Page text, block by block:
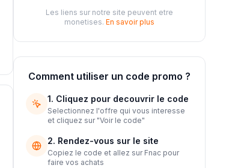
Les liens sur notre site peuvent etre
monetises. En savoir plus
Comment utiliser un code promo ?
1. Cliquez pour decouvrir le code
Selectionnez l'offre qui vous interesse
et cliquez sur "Voir le code"
2. Rendez-vous sur le site
Copiez le code et allez sur Fnac pour
faire vos achats